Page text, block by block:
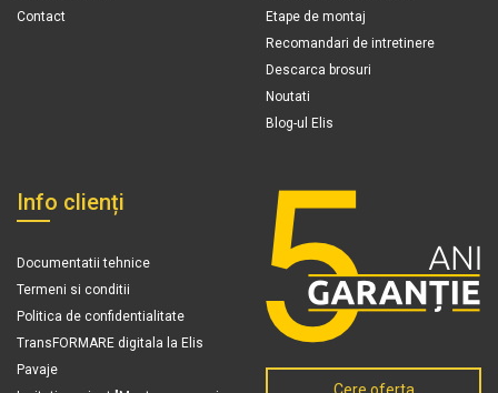
Contact
Etape de montaj
Recomandari de intretinere
Descarca brosuri
Noutati
Blog-ul Elis
Info clienți
Documentatii tehnice
Termeni si conditii
Politica de confidentialitate
TransFORMARE digitala la Elis
Pavaje